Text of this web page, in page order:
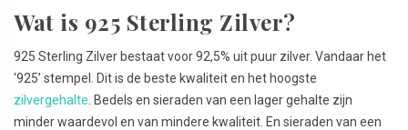
Wat is 925 Sterling Zilver?
925 Sterling Zilver bestaat voor 92,5% uit puur zilver. Vandaar het
‘925’ stempel. Dit is de beste kwaliteit en het hoogste
zilvergehalte . Bedels en sieraden van een lager gehalte zijn
minder waardevol en van mindere kwaliteit. En sieraden van een